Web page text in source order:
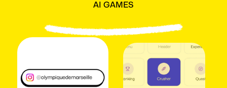
AI GAMES
Mejoratubasedefan
o fá s